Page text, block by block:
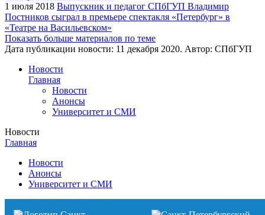
1 июля 2018 Выпускник и педагог СПбГУП Владимир
Постников сыграл в премьере спектакля «Петербург» в
«Театре на Васильевском»
Показать больше материалов по теме
Дата публикации новости: 11 декабря 2020. Автор: СПбГУП
Новости
Главная
Новости
Анонсы
Университет и СМИ
Новости
Главная
Новости
Анонсы
Университет и СМИ